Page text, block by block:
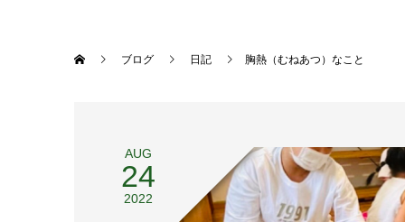
ブログ 日記 胸熱（むねあつ）なこと
AUG
24
2022